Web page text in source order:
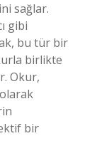
sağlar.
gibi
bu tür bir
birlikte
Okur,
bir